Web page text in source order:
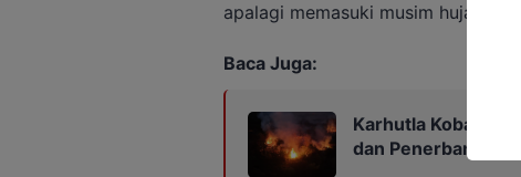
apalagi memasuki musim hujan,”
Baca Juga:
Karhutla Kobar
dan Penerbangan